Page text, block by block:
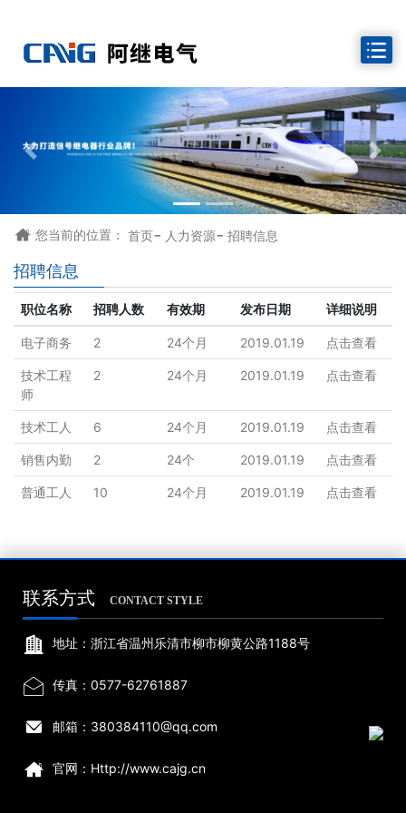
 您当前的位置： 首页- 人力资源- 招聘信息
招聘信息
职位名称 招聘人数 有效期 发布日期 详细说明
电子商务 2 24个月 2019.01.19 点击查看
技术工程
师
2 24个月 2019.01.19 点击查看
技术工人 6 24个月 2019.01.19 点击查看
销售内勤 2 24个 2019.01.19 点击查看
普通工人 10 24个月 2019.01.19 点击查看
联系方式 CONTACT STYLE
 地址：浙江省温州乐清市柳市柳黄公路1188号
 传真：0577-62761887
 邮箱：380384110@qq.com
 官网：Http://www.cajg.cn